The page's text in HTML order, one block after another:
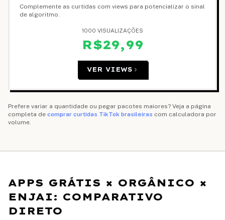
Complemente as curtidas com views para potencializar o sinal
de algoritmo.
1000 VISUALIZAÇÕES
R$29,99
VER VIEWS
Prefere variar a quantidade ou pegar pacotes maiores? Veja a página
completa de comprar curtidas TikTok brasileiras com calculadora por
volume.
APPS GRÁTIS × ORGÂNICO ×
ENJAI: COMPARATIVO
DIRETO